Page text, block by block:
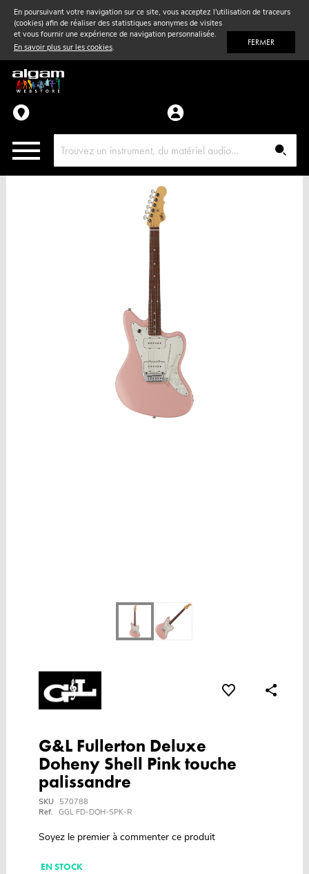
En poursuivant votre navigation sur ce site, vous acceptez l'utilisation de traceurs
(cookies) afin de réaliser des statistiques anonymes de visites
et vous fournir une expérience de navigation personnalisée.
En savoir plus sur les cookies. FERMER
Vent& Violon
Accessoires
Pièces détachées
G&L Fullerton Deluxe
Doheny Shell Pink touche
palissandre
SKU
570788
Ref. GGL FD-DOH-SPK-R
Soyez le premier à commenter ce produit
EN STOCK